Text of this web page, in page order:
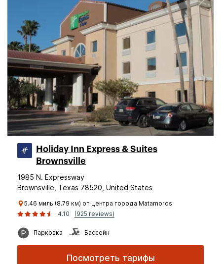
Holiday Inn Express & Suites
Brownsville
1985 N. Expressway
Brownsville, Texas 78520, United States
5.46 миль (8.79 км) от центра города Matamoros
4.10
(925 reviews)
Парковка Бассейн
Посмотреть тарифы